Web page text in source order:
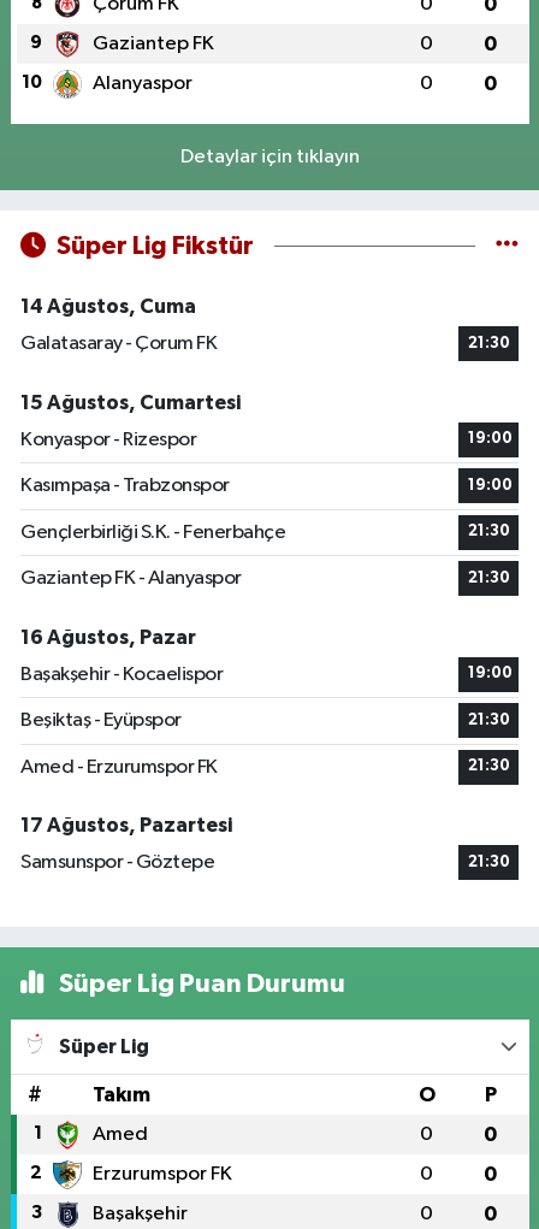
Çorum FK 0 0
9 Gaziantep FK 0 0
10 Alanyaspor 0 0
Detaylar için tıklayın
Süper Lig Fikstür
14 Ağustos, Cuma
Galatasaray - Çorum FK
21:30
15 Ağustos, Cumartesi
Konyaspor - Rizespor
19:00
Kasımpaşa - Trabzonspor 19:00
Gençlerbirliği S.K. - Fenerbahçe 21:30
Gaziantep FK - Alanyaspor 21:30
16 Ağustos, Pazar
Başakşehir - Kocaelispor
19:00
Beşiktaş - Eyüpspor 21:30
Amed - Erzurumspor FK 21:30
17 Ağustos, Pazartesi
Samsunspor - Göztepe
21:30
Süper Lig Puan Durumu
Süper Lig
# Takım O P
1 Amed 0 0
2 Erzurumspor FK 0 0
3 Başakşehir 0 0